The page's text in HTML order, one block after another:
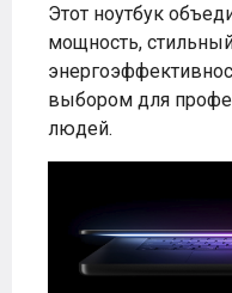
Этот ноутбук
мощность,
выбором для
людей.